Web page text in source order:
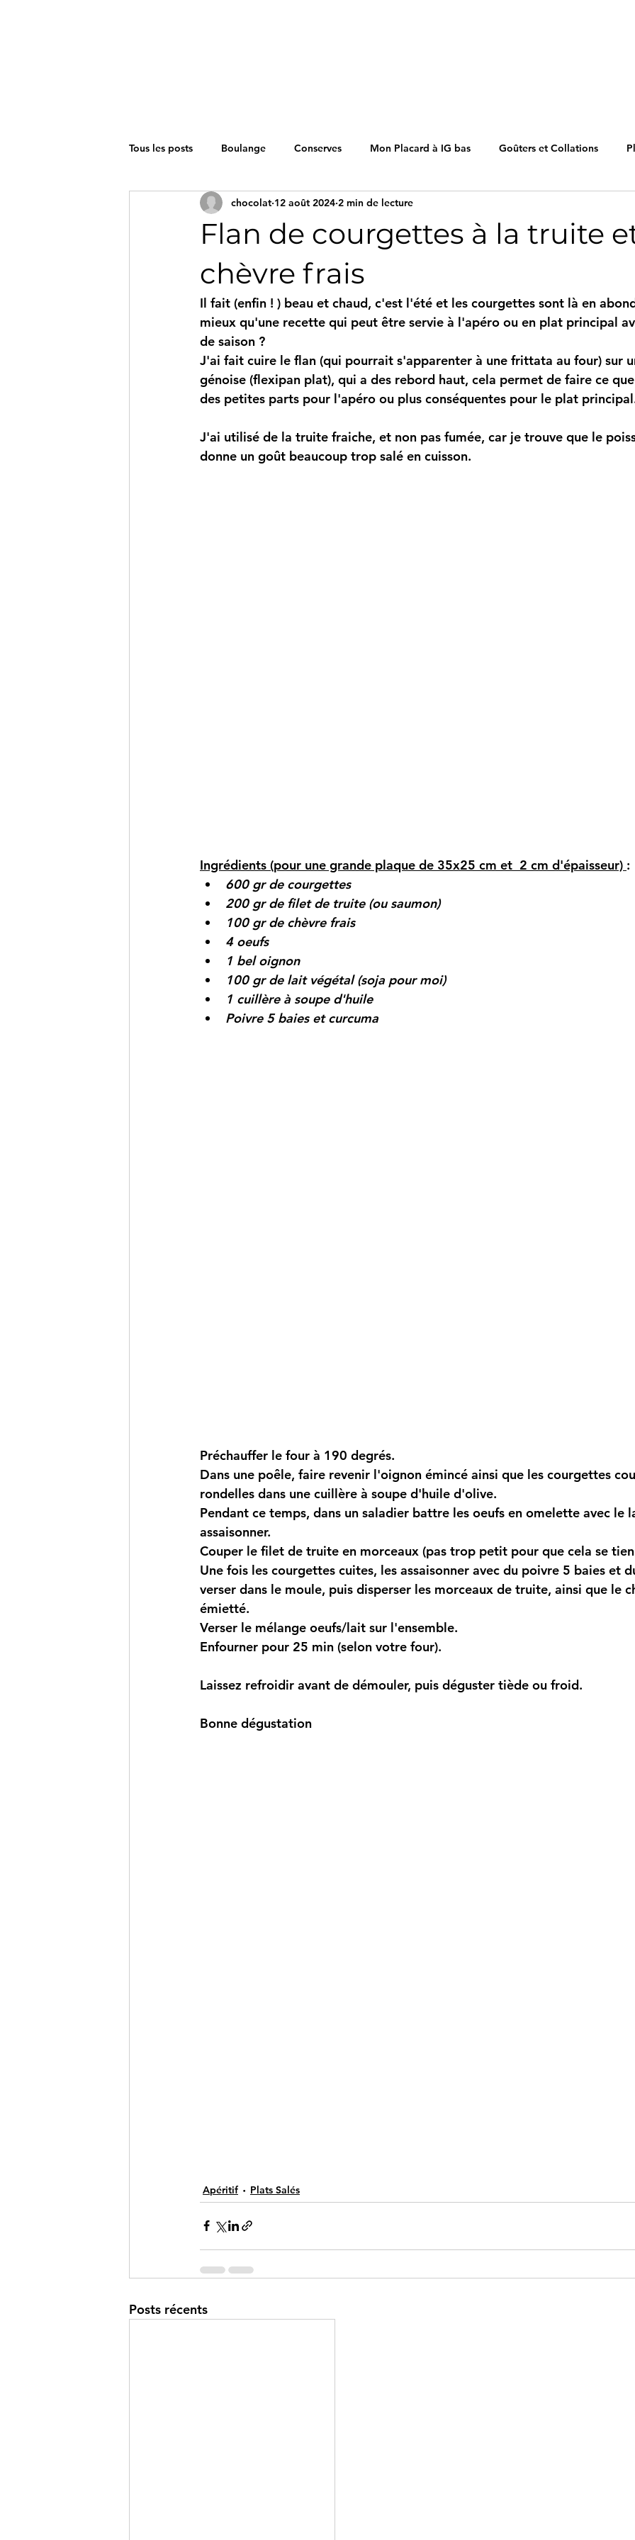
Tous les posts Boulange Conserves Mon Placard à IG bas Goûters et Collations
Petit Déjeuner Boissons Desserts Sauces et Condiments
Flan de courgettes à la truite
chèvre frais
chocolat 12 août 2024 2 min de lecture
Il fait (enfin ! ) beau et chaud, c'est l'été et les courgettes sont là en
mieux qu'une recette qui peut être servie à l'apéro ou en plat principal
de saison ?
J'ai fait cuire le flan (qui pourrait s'apparenter à une frittata au four) sur
génoise (flexipan plat), qui a des rebord haut, cela permet de faire ce
des petites parts pour l'apéro ou plus conséquentes pour le plat
J'ai utilisé de la truite fraiche, et non pas fumée, car je trouve que le
donne un goût beaucoup trop salé en cuisson.
Ingrédients (pour une grande plaque de 35x25 cm et  2 cm d'épaisseur) :
600 gr de courgettes
200 gr de filet de truite (ou saumon)
100 gr de chèvre frais
4 oeufs
1 bel oignon
100 gr de lait végétal (soja pour moi)
1 cuillère à soupe d'huile
Poivre 5 baies et curcuma
Préchauffer le four à 190 degrés.
Dans une poêle, faire revenir l'oignon émincé ainsi que les courgettes
rondelles dans une cuillère à soupe d'huile d'olive.
Pendant ce temps, dans un saladier battre les oeufs en omelette avec le
assaisonner.
Couper le filet de truite en morceaux (pas trop petit pour que cela se
Une fois les courgettes cuites, les assaisonner avec du poivre 5 baies et
verser dans le moule, puis disperser les morceaux de truite, ainsi que le
émietté.
Verser le mélange oeufs/lait sur l'ensemble.
Enfourner pour 25 min (selon votre four).
Laissez refroidir avant de démouler, puis déguster tiède ou froid.
Bonne dégustation
Apéritif Plats Salés
Posts récents